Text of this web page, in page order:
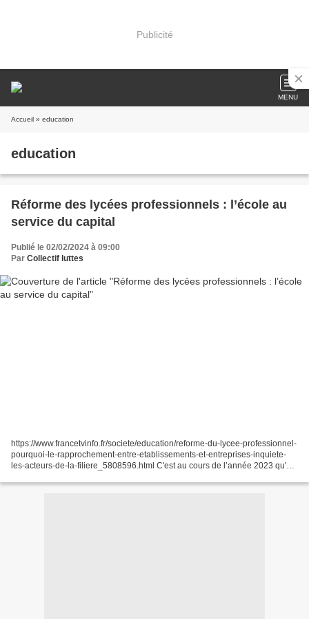
Publicité
MENU
Accueil » education
education
Réforme des lycées professionnels : l’école au
service du capital
Publié le 02/02/2024 à 09:00
Par Collectif luttes
https://www.francetvinfo.fr/societe/education/reforme-du-lycee-professionnel-
pourquoi-le-rapprochement-entre-etablissements-et-entreprises-inquiete-
les-acteurs-de-la-filiere_5808596.html C'est au cours de l’année 2023 qu'a